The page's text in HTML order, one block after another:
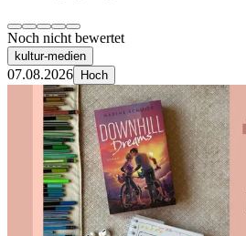
Noch nicht bewertet
kultur-medien
07.08.2026 Hoch